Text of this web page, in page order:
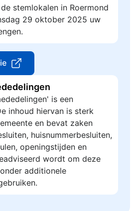
stemlokalen in Roermond
29 oktober 2025 uw
is een
inhoud hiervan is sterk
en bevat zaken
huisnummerbesluiten,
openingstijden en
wordt om deze
additionele